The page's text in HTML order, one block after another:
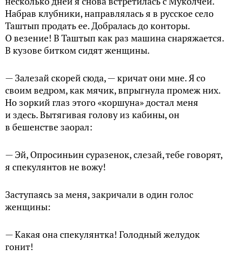
Набрав клубники, направлялась я в русское село
Таштып продать ее. Добралась до конторы.
О везение! В Таштып как раз машина снаряжается.
В кузове битком сидят женщины.
— Залезай скорей сюда, — кричат они мне. Я со
своим ведром, как мячик, впрыгнула промеж них.
Но зоркий глаз этого «коршуна» достал меня
и здесь. Вытягивая голову из кабины, он
в бешенстве заорал:
— Эй, Опросиньин суразенок, слезай, тебе говорят,
я спекулянтов не вожу!
Заступаясь за меня, закричали в один голос
женщины:
— Какая она спекулянтка! Голодный желудок
гонит!